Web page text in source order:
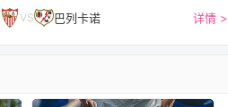
VS 巴列卡诺 详情 >